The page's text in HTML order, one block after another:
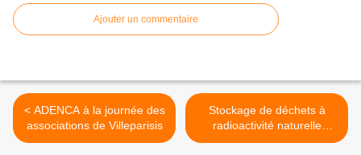
Ajouter un commentaire
< ADENCA à la journée des
associations de Villeparisis
Stockage de déchets à
radioactivité naturelle
renforcée dans la décharge